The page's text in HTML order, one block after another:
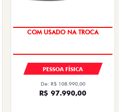
COM USADO NA TROCA
PESSOA FÍSICA
De: R$ 108.990,00
R$ 97.990,00